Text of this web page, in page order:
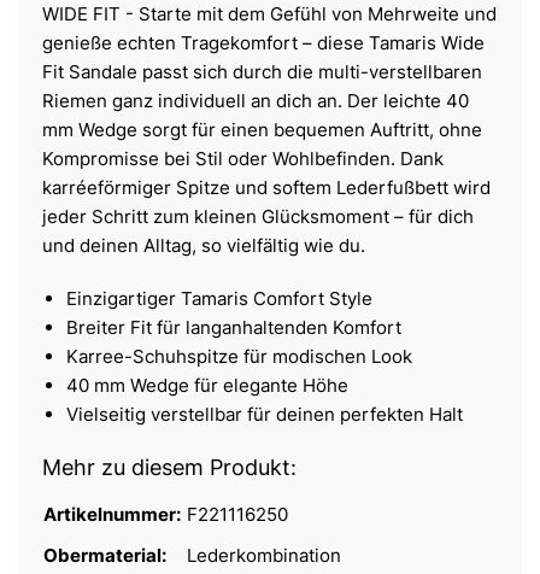
WIDE FIT - Starte mit dem Gefühl von Mehrweite und
genieße echten Tragekomfort – diese Tamaris Wide
Fit Sandale passt sich durch die multi-verstellbaren
Riemen ganz individuell an dich an. Der leichte 40
mm Wedge sorgt für einen bequemen Auftritt, ohne
Kompromisse bei Stil oder Wohlbefinden. Dank
karréeförmiger Spitze und softem Lederfußbett wird
jeder Schritt zum kleinen Glücksmoment – für dich
und deinen Alltag, so vielfältig wie du.
Einzigartiger Tamaris Comfort Style
Breiter Fit für langanhaltenden Komfort
Karree-Schuhspitze für modischen Look
40 mm Wedge für elegante Höhe
Vielseitig verstellbar für deinen perfekten Halt
Mehr zu diesem Produkt:
Artikelnummer: F221116250
Obermaterial:
Lederkombination